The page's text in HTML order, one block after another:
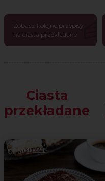
Zobacz kolejne przepisy
na ciasta przekładane
Ciasta
przekładane